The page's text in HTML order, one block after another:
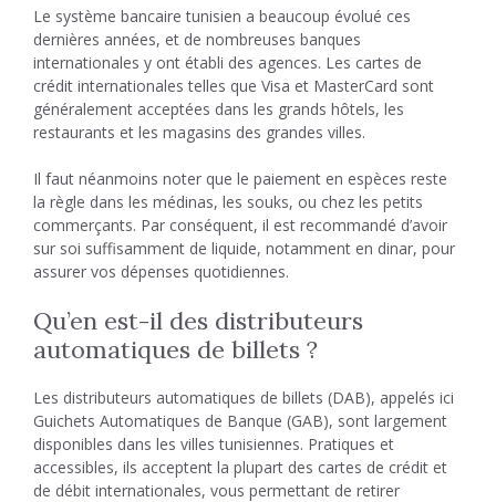
Le système bancaire tunisien a beaucoup évolué ces
dernières années, et de nombreuses banques
internationales y ont établi des agences. Les cartes de
crédit internationales telles que Visa et MasterCard sont
généralement acceptées dans les grands hôtels, les
restaurants et les magasins des grandes villes.
Il faut néanmoins noter que le paiement en espèces reste
la règle dans les médinas, les souks, ou chez les petits
commerçants. Par conséquent, il est recommandé d’avoir
sur soi suffisamment de liquide, notamment en dinar, pour
assurer vos dépenses quotidiennes.
Qu’en est-il des distributeurs
automatiques de billets ?
Les distributeurs automatiques de billets (DAB), appelés ici
Guichets Automatiques de Banque (GAB), sont largement
disponibles dans les villes tunisiennes. Pratiques et
accessibles, ils acceptent la plupart des cartes de crédit et
de débit internationales, vous permettant de retirer